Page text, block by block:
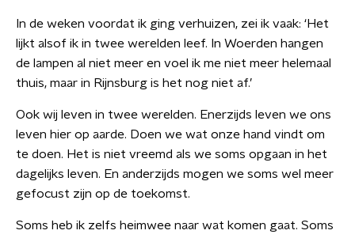
In de weken voordat ik ging verhuizen, zei ik vaak: ‘Het
lijkt alsof ik in twee werelden leef. In Woerden hangen
de lampen al niet meer en voel ik me niet meer helemaal
thuis, maar in Rijnsburg is het nog niet af.’
Ook wij leven in twee werelden. Enerzijds leven we ons
leven hier op aarde. Doen we wat onze hand vindt om
te doen. Het is niet vreemd als we soms opgaan in het
dagelijks leven. En anderzijds mogen we soms wel meer
gefocust zijn op de toekomst.
Soms heb ik zelfs heimwee naar wat komen gaat. Soms